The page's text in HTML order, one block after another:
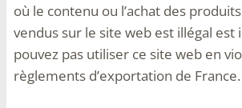
où le contenu ou l’achat des
vendus sur le site web est illégal est
pouvez pas utiliser ce site web en
règlements d’exportation de France.